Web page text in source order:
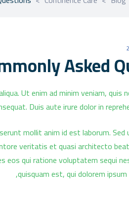
Asked
Ut enim ad minim veniam, quis
Duis aute irure dolor in
mollit anim id est laborum. Sed
veritatis et quasi architecto
qui ratione voluptatem sequi
quisquam est, qui dolorem